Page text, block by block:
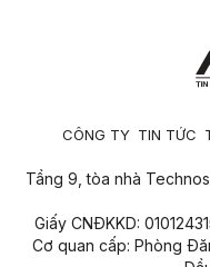
CÔNG TY TIN TỨC
Tầng 9, tòa nhà
Giấy CNĐKKD:
Cơ quan cấp: Phòng